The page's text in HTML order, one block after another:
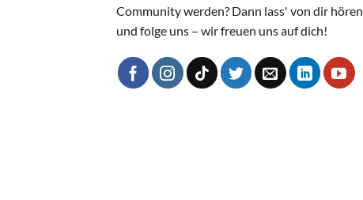
Community werden? Dann lass' von dir hören
und folge uns – wir freuen uns auf dich!